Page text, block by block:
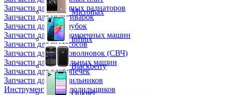
Запчасти для масляных радиаторов
Запчасти для мультиварок
Запчасти для мясорубок
Запчасти для посудомоечных машин
Запчасти для пылесосов
Запчасти для микроволновок (СВЧ)
Запчасти для стиральных машин
Запчасти для хлебопечек
Запчасти для холодильников
Инструмент для холодильщиков
Micromax
Infinix
Blackberry
Oukitel